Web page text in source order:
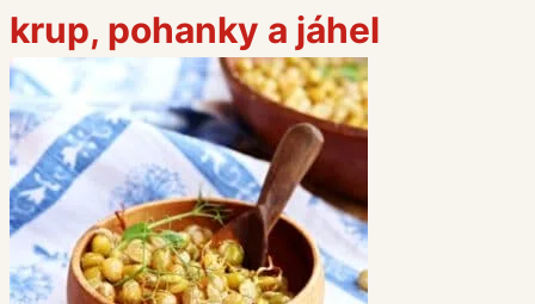
krup, pohanky a jáhel